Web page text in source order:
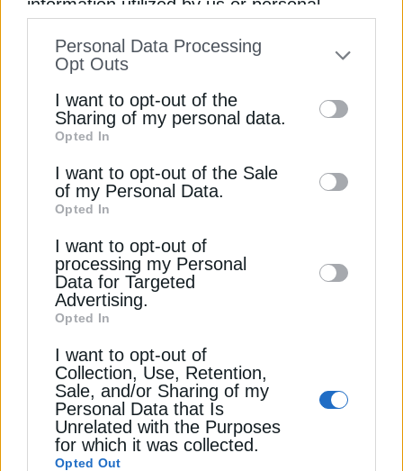
information utilized by us or personal
to your opt-out. You may separately opt-out
information by third parties on the IAB’s list
of downstream participants. This
information may also be disclosed by us to
third parties on theIAB’s List of
Downstream Participants
disclose it to other third parties.
Personal Data Processing
Opt Outs
I want to opt-out of the
Sharing of my personal data.
Opted In
I want to opt-out of the Sale
of my Personal Data.
Opted In
I want to opt-out of
processing my Personal
Data for Targeted
Advertising.
Opted In
I want to opt-out of
Collection, Use, Retention,
Sale, and/or Sharing of my
Personal Data that Is
Unrelated with the Purposes
for which it was collected.
Opted Out
Gas Cap της ADNOC
ΔΕΠΑ Εμπορίας: Δοκιμαστική λειτουργία το 2029
για τη μονάδα αερίου στη Λάρισα
Atlantic SEE: “Γκάζι” στον Κάθετο Διάδρομο με
νέες συμφωνίες για αμερικανικό LNG
ΟΡΥΚΤΑ ΚΑΥΣΙΜΑ ΥΔΡΟΓΟΝΑΝΘΡΑΚΕΣ
ΔΕΊΤΕ ΕΠΊΣΗΣ